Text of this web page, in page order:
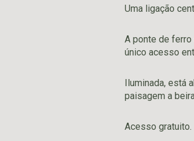
Uma ligação
A ponte de ferro
único acesso
Iluminada, está
paisagem a
Acesso gratuito.